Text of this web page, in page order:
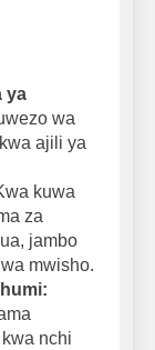
ya
wa
ajili ya
kuwa
za
jambo
mwisho.
nchi